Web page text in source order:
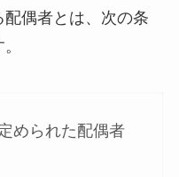
偶者とは、次の条
められた配偶者